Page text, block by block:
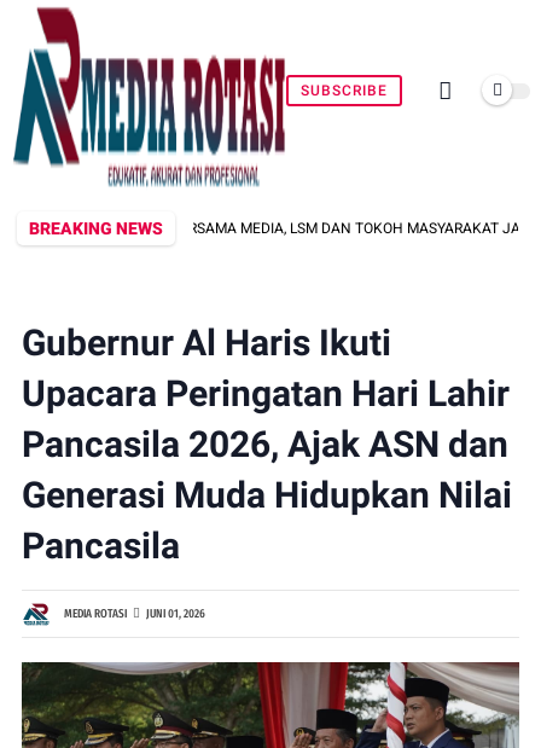
SUBSCRIBE
BREAKING NEWS
BERSAMA MEDIA, LSM DAN TOKOH MASYARAKAT JAGA KONDUSIVITAS
Gubernur Al Haris Ikuti
Upacara Peringatan Hari Lahir
Pancasila 2026, Ajak ASN dan
Generasi Muda Hidupkan Nilai
Pancasila
MEDIA ROTASI JUNI 01, 2026